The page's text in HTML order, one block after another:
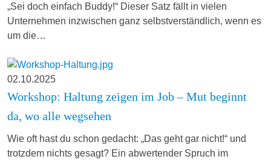
„Sei doch einfach Buddy!“ Dieser Satz fällt in vielen
Unternehmen inzwischen ganz selbstverständlich, wenn es
um die…
02.10.2025
Workshop: Haltung zeigen im Job – Mut beginnt
da, wo alle wegsehen
Wie oft hast du schon gedacht: „Das geht gar nicht!“ und
trotzdem nichts gesagt? Ein abwertender Spruch im